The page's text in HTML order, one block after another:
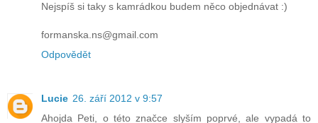
Nejspíš si taky s kamrádkou budem něco objednávat :)
formanska.ns@gmail.com
Odpovědět
Lucie 26. září 2012 v 9:57
Ahojda Peti, o této značce slyším poprvé, ale vypadá to